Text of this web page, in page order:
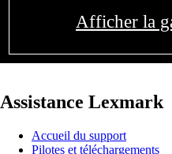
Afficher la
Assistance Lexmark
Accueil du support
Pilotes et téléchargements